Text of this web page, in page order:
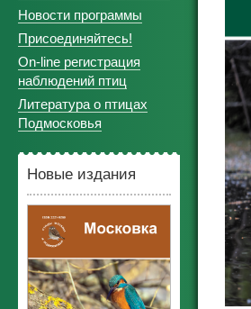
Новости программы
Присоединяйтесь!
On-line регистрация
наблюдений птиц
Литература о птицах
Подмосковья
Новые издания